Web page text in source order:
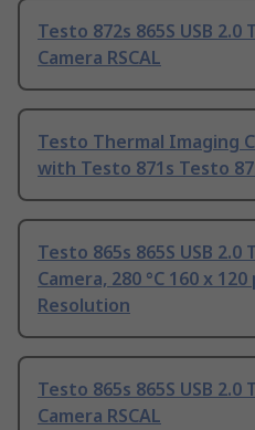
Testo 872s 865S USB
Camera RSCAL
Testo Thermal Imaging
with Testo 871s Testo
Testo 865s 865S USB
Camera, 280 °C 160 x
Resolution
Testo 865s 865S USB
Camera RSCAL